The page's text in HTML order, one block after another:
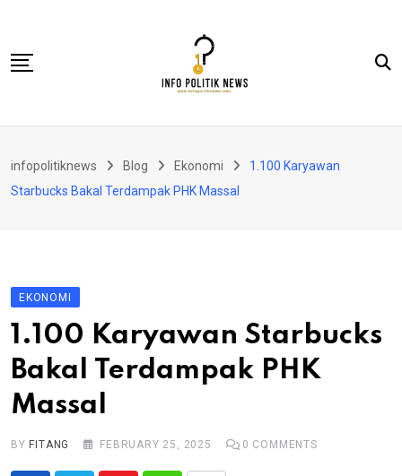
content
Politik & Hukum
Olahraga
Kolom
infopolitiknews Blog Ekonomi
1.100 Karyawan
Starbucks Bakal Terdampak PHK Massal
EKONOMI
1.100 Karyawan Starbucks
Bakal Terdampak PHK
Massal
BY FITANG FEBRUARY 25, 2025 0 COMMENTS